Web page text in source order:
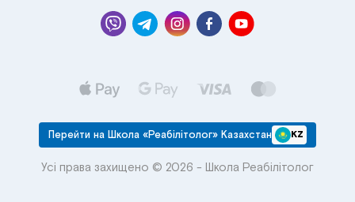
Перейти на Школа «Реабілітолог» Казахстан KZ
Усі права захищено © 2026 - Школа Реабілітолог